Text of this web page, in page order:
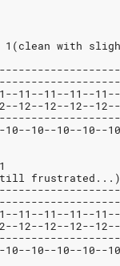
1(clean with
11--11--11--
12--12--12--
10--10--10--10--
frustrated...)
11--11--11--
12--12--12--
10--10--10--10--